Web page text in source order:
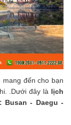
đến cho bạn
.Dưới đây là lịch
- Daegu -